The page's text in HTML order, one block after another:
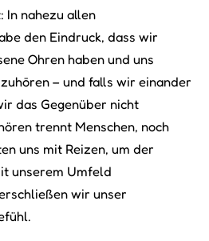
In nahezu allen
den Eindruck, dass wir
Ohren haben und uns
– und falls wir einander
das Gegenüber nicht
trennt Menschen, noch
uns mit Reizen, um der
unserem Umfeld
wir unser